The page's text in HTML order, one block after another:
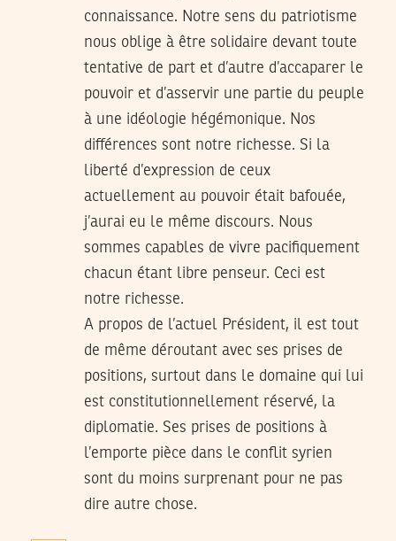
connaissance. Notre sens du patriotisme
nous oblige à être solidaire devant toute
tentative de part et d’autre d’accaparer le
pouvoir et d’asservir une partie du peuple
à une idéologie hégémonique. Nos
différences sont notre richesse. Si la
liberté d’expression de ceux
actuellement au pouvoir était bafouée,
j’aurai eu le même discours. Nous
sommes capables de vivre pacifiquement
chacun étant libre penseur. Ceci est
notre richesse.
A propos de l’actuel Président, il est tout
de même déroutant avec ses prises de
positions, surtout dans le domaine qui lui
est constitutionnellement réservé, la
diplomatie. Ses prises de positions à
l’emporte pièce dans le conflit syrien
sont du moins surprenant pour ne pas
dire autre chose.